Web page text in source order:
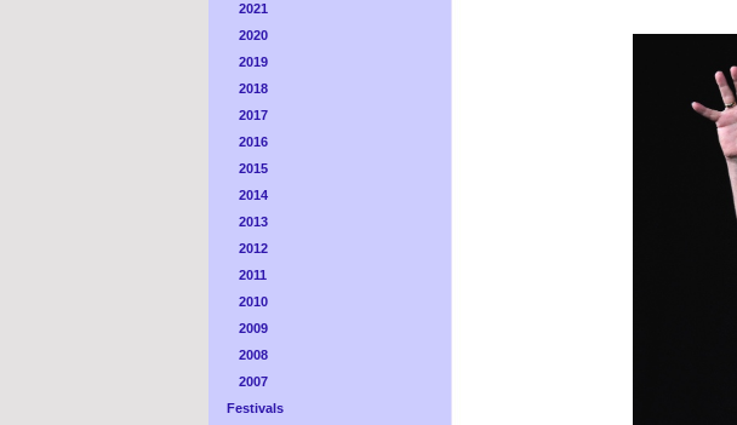
2021
2020
2019
2018
2017
2016
2015
2014
2013
2012
2011
2010
2009
2008
2007
Festivals